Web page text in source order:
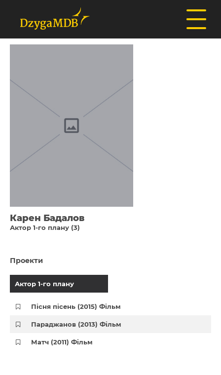
Карен Бадалов
Актор 1-го плану (3)
Проекти
Актор 1-го плану
Пісня пісень (2015) Фільм
Параджанов (2013) Фільм
Матч (2011) Фільм